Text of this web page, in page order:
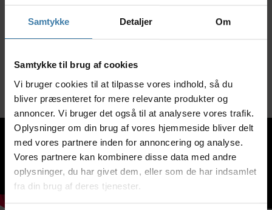
Samtykke Detaljer Om
Samtykke til brug af cookies
Vi bruger cookies til at tilpasse vores indhold, så du
bliver præsenteret for mere relevante produkter og
annoncer. Vi bruger det også til at analysere vores trafik.
Oplysninger om din brug af vores hjemmeside bliver delt
med vores partnere inden for annoncering og analyse.
Vores partnere kan kombinere disse data med andre
oplysninger, du har givet dem, eller som de har indsamlet
fra din brug af deres tjenester.
cykelpumpe - Blank